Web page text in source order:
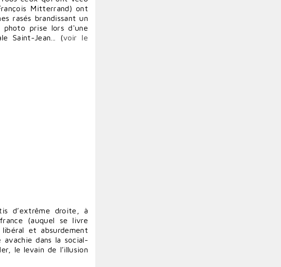
Mitterrand) ont
rasés brandissant un
prise lors d'une
Saint-Jean... (voir le
d’extrême droite, à
(auquel se livre
et absurdement
dans la social-
le levain de l’illusion